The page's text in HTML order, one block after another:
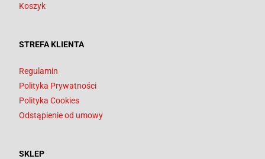
Koszyk
STREFA KLIENTA
Regulamin
Polityka Prywatności
Polityka Cookies
Odstąpienie od umowy
SKLEP